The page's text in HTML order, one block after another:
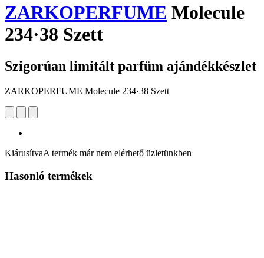
ZARKOPERFUME Molecule
234·38 Szett
Szigorúan limitált parfüm ajándékkészlet
ZARKOPERFUME Molecule 234·38 Szett
KiárusítvaA termék már nem elérhető üzletünkben
Hasonló termékek